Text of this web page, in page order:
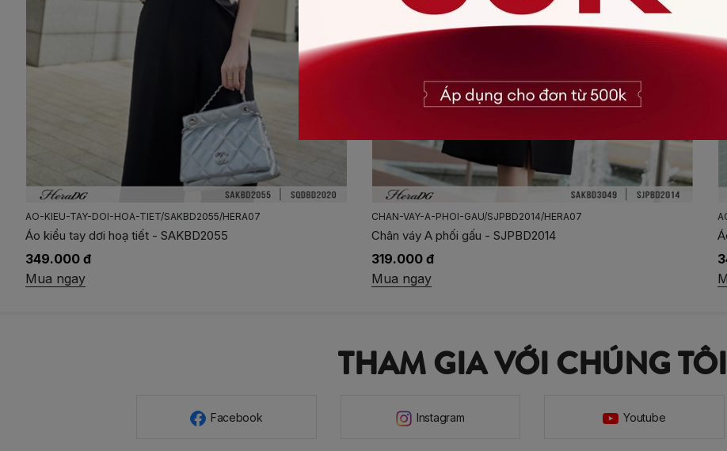
CHAN-VAY-A-PHOI-GAU/SJPBD2014/HERA07
Chân váy A phối gấu - SJPBD2014
AO-SO-MI-HOA-TIET/SASBD2015/HERA07
Áo sơ mi hoạ tiết - SASBD2015
THAM GIA VỚI CHÚNG TÔI
Facebook Instagram Youtube